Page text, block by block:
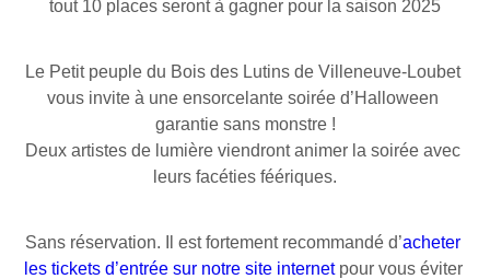
tout 10 places seront à gagner pour la saison 2025
Le Petit peuple du Bois des Lutins de Villeneuve-Loubet
vous invite à une ensorcelante soirée d’Halloween
garantie sans monstre !
Deux artistes de lumière viendront animer la soirée avec
leurs facéties féériques.
Sans réservation. Il est fortement recommandé d’acheter
les tickets d’entrée sur notre site internet pour vous éviter